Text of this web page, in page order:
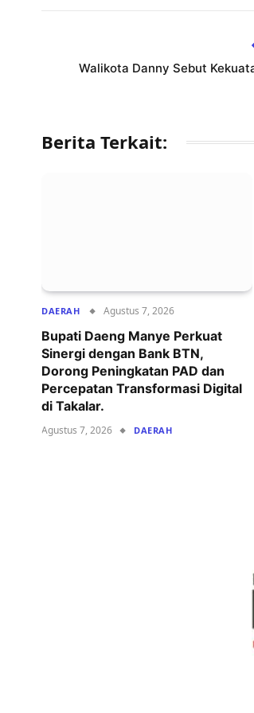
Walikota Danny Sebut
Berita Terkait:
DAERAH Agustus 7, 2026
Bupati Daeng Manye Perkuat
Sinergi dengan Bank BTN,
Dorong Peningkatan PAD dan
Percepatan Transformasi Digital
di Takalar.
Agustus 7, 2026 DAERAH